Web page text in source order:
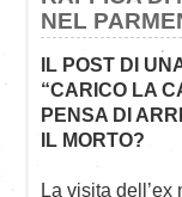
NEL
IL POST DI
“CARICO LA
PENSA DI
IL MORTO?
La visita